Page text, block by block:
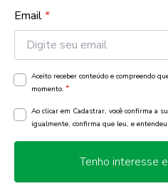
Email*
Aceito receber conteúdo e compreendo
momento. *
Ao clicar em Cadastrar, você confirma a
igualmente, confirma que leu, e
Tenho interesse